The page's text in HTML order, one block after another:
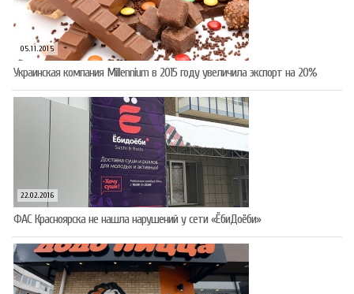
05.11.2015
Украинская компания Millennium в 2015 году увеличила экспорт на 20%
22.02.2016
ФАС Красноярска не нашла нарушений у сети «ЁбиДоёби»